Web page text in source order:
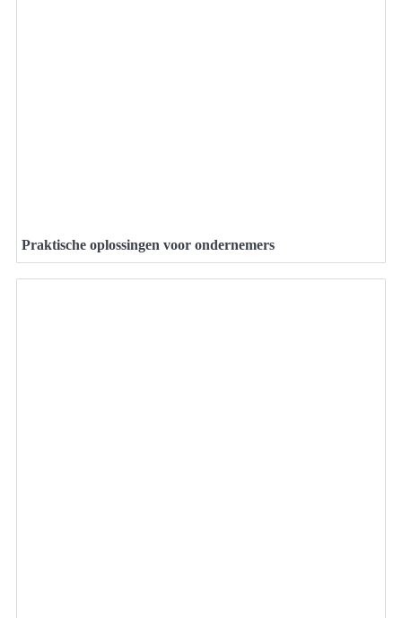
Praktische oplossingen voor ondernemers